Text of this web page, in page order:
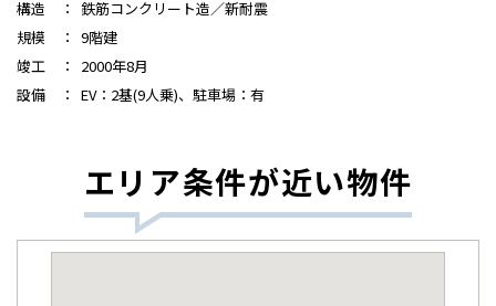
構造
： 鉄筋コンクリート造／新耐震
規模
： 9階建
竣工
：
2000年8月
設備
： EV：2基(9人乗)、駐車場：有
エリア条件が近い物件